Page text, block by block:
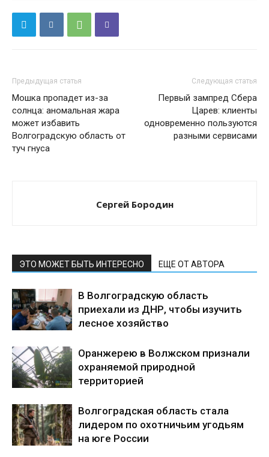
Предыдущая статья
Мошка пропадет из-за
солнца: аномальная жара
может избавить
Волгоградскую область от
туч гнуса
Следующая статья
Первый зампред Сбера
Царев: клиенты
одновременно пользуются
разными сервисами
Сергей Бородин
ЭТО МОЖЕТ БЫТЬ ИНТЕРЕСНО ЕЩЕ ОТ АВТОРА
В Волгоградскую область
приехали из ДНР, чтобы изучить
лесное хозяйство
Оранжерею в Волжском признали
охраняемой природной
территорией
Волгоградская область стала
лидером по охотничьим угодьям
на юге России